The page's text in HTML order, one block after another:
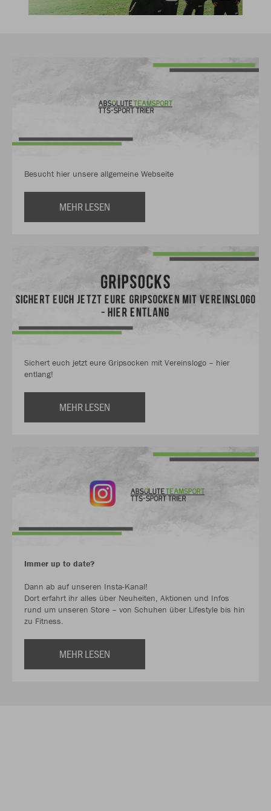
Besucht hier unsere allgemeine Webseite
MEHR LESEN
Sichert euch jetzt eure Gripsocken mit Vereinslogo – hier
entlang!
MEHR LESEN
Immer up to date?
Dann ab auf unseren Insta-Kanal!
Dort erfahrt ihr alles über Neuheiten, Aktionen und Infos
rund um unseren Store – von Schuhen über Lifestyle bis hin
zu Fitness.
MEHR LESEN